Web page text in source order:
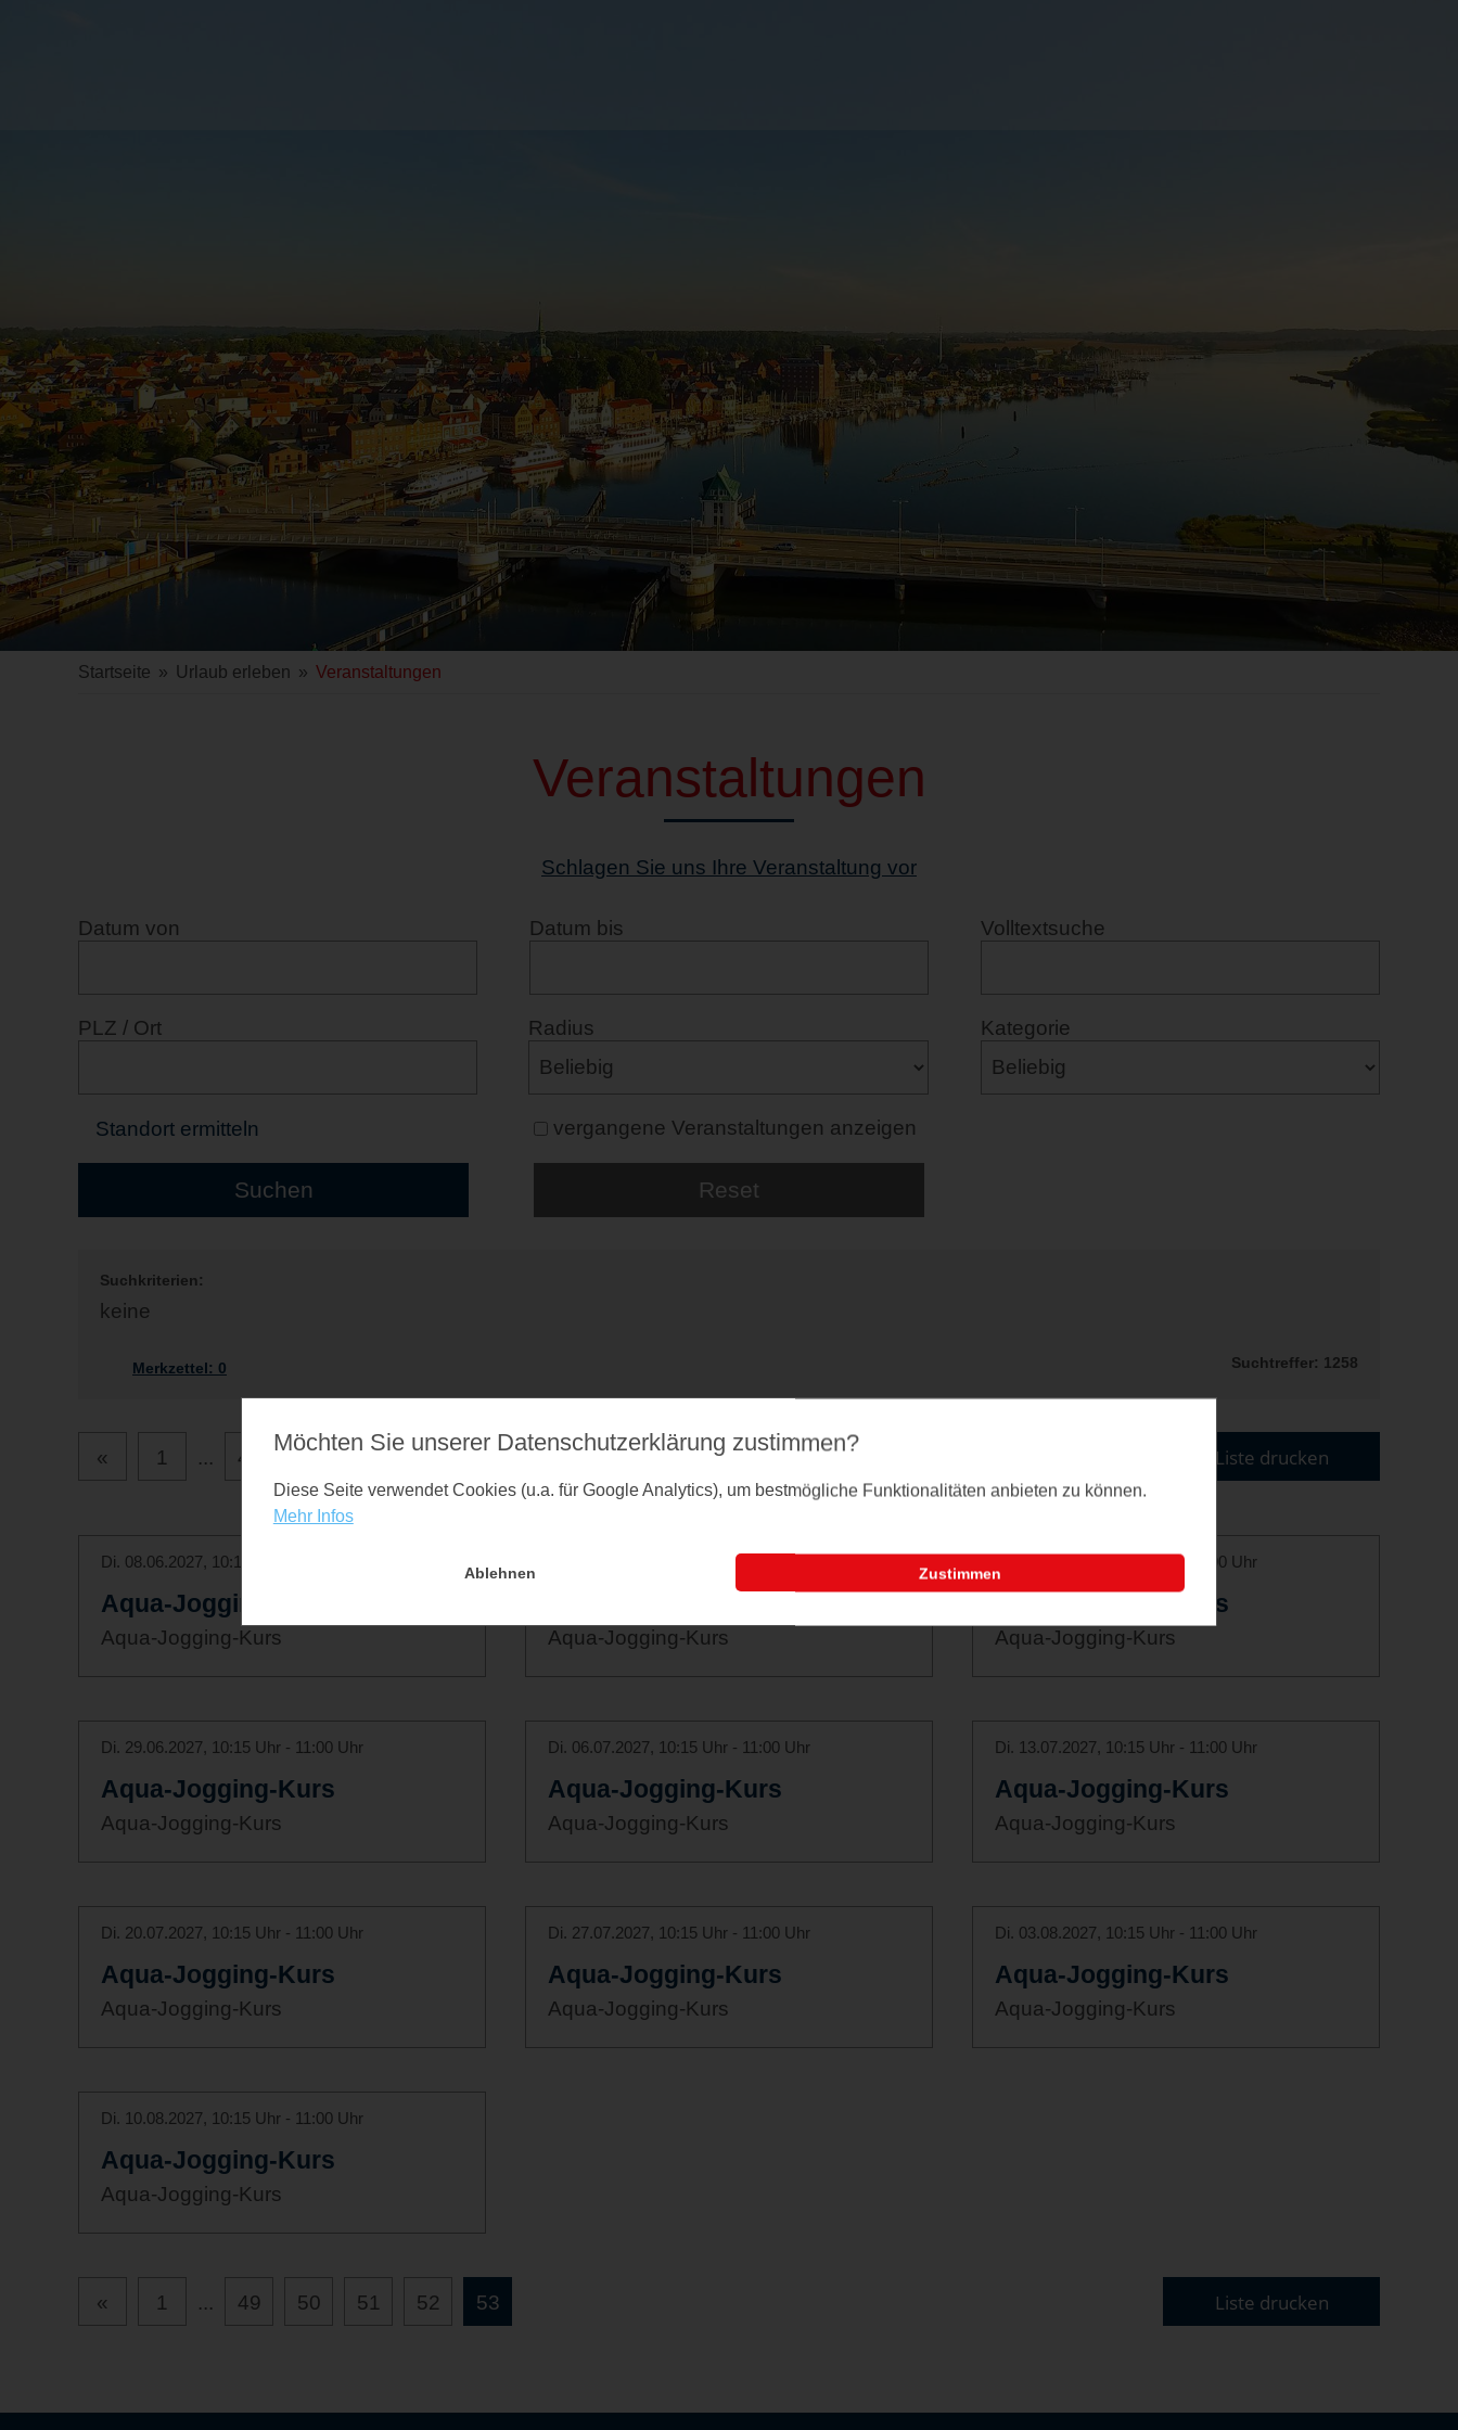
Startseite » Urlaub erleben » Veranstaltungen
Veranstaltungen
Schlagen Sie uns Ihre Veranstaltung vor
Datum von Datum bis Volltextsuche
PLZ / Ort Radius Kategorie
Standort ermitteln vergangene Veranstaltungen anzeigen
Suchkriterien:
keine
Merkzettel: 0 Suchtreffer: 1258
« 1 ... 49 50 51 52 53 Liste drucken
Di. 08.06.2027, 10:15 Uhr - 11:00 Uhr
Aqua-Jogging-Kurs
Aqua-Jogging-Kurs
Di. 15.06.2027, 10:15 Uhr - 11:00 Uhr
Aqua-Jogging-Kurs
Di. 22.06.2027, 10:15 Uhr - 11:00 Uhr
Aqua-Jogging-Kurs
Aqua-Jogging-Kurs
Di. 29.06.2027, 10:15 Uhr - 11:00 Uhr
Aqua-Jogging-Kurs
Aqua-Jogging-Kurs
Di. 06.07.2027, 10:15 Uhr - 11:00 Uhr
Aqua-Jogging-Kurs
Aqua-Jogging-Kurs
Di. 13.07.2027, 10:15 Uhr - 11:00 Uhr
Aqua-Jogging-Kurs
Aqua-Jogging-Kurs
Di. 20.07.2027, 10:15 Uhr - 11:00 Uhr
Aqua-Jogging-Kurs
Aqua-Jogging-Kurs
Di. 27.07.2027, 10:15 Uhr - 11:00 Uhr
Aqua-Jogging-Kurs
Aqua-Jogging-Kurs
Di. 03.08.2027, 10:15 Uhr - 11:00 Uhr
Aqua-Jogging-Kurs
Aqua-Jogging-Kurs
Di. 10.08.2027, 10:15 Uhr - 11:00 Uhr
Aqua-Jogging-Kurs
Aqua-Jogging-Kurs
« 1 ... 49 50 51 52 53 Liste drucken
Möchten Sie unserer Datenschutz­erklärung zustimmen?
Diese Seite verwendet Cookies (u.a. für Google Analytics), um bestmögliche Funktionalitäten anbieten zu können.
Mehr Infos
Ablehnen Zustimmen